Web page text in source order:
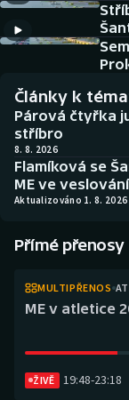
Americký fotbal
Baseball a
Basketbal
Biatlon
Boby a skeleton
Box
Cyklistika
NEPŘEHLÉDNĚTE
Historické
Aplikace ČT
AZ kvíz
Články k
Párová čtyřka
stříbro
8. 8. 2026
Flamíková se
ME ve veslování
Aktualizováno 1. 8. 2026
Přímé přenosy
MULTIPŘENOS
ME v atletice
ŽIVĚ 19:48-23:18